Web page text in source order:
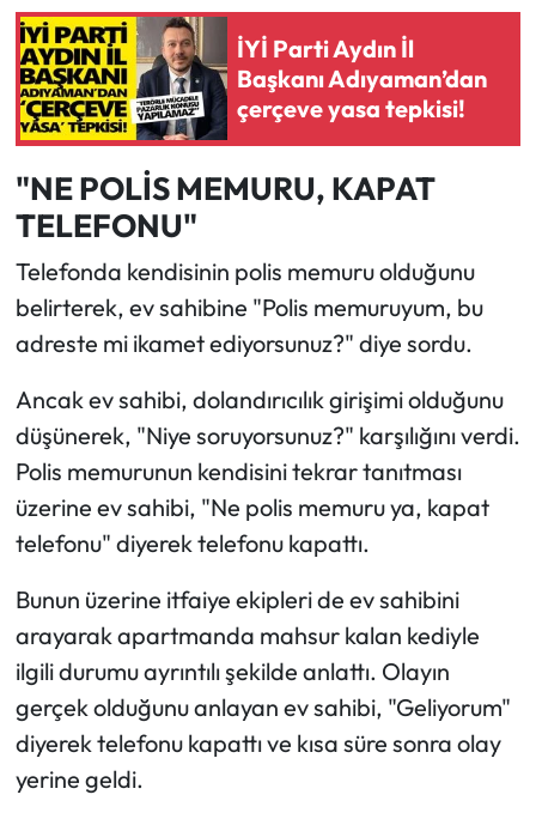
İYİ Parti Aydın İl
Başkanı Adıyaman’dan
çerçeve yasa tepkisi!
"NE POLİS MEMURU, KAPAT
TELEFONU"
Telefonda kendisinin polis memuru olduğunu
belirterek, ev sahibine "Polis memuruyum, bu
adreste mi ikamet ediyorsunuz?" diye sordu.
Ancak ev sahibi, dolandırıcılık girişimi olduğunu
düşünerek, "Niye soruyorsunuz?" karşılığını verdi.
Polis memurunun kendisini tekrar tanıtması
üzerine ev sahibi, "Ne polis memuru ya, kapat
telefonu" diyerek telefonu kapattı.
Bunun üzerine itfaiye ekipleri de ev sahibini
arayarak apartmanda mahsur kalan kediyle
ilgili durumu ayrıntılı şekilde anlattı. Olayın
gerçek olduğunu anlayan ev sahibi, "Geliyorum"
diyerek telefonu kapattı ve kısa süre sonra olay
yerine geldi.